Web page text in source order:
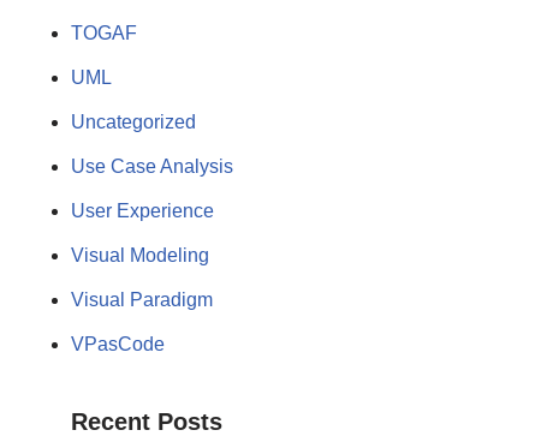
TOGAF
UML
Uncategorized
Use Case Analysis
User Experience
Visual Modeling
Visual Paradigm
VPasCode
Recent Posts